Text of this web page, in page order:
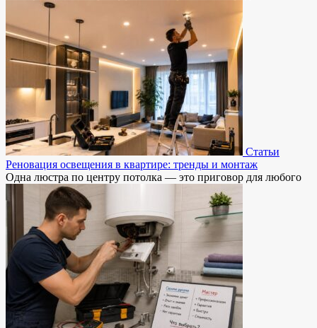
Статьи
Реновация освещения в квартире: тренды и монтаж
Одна люстра по центру потолка — это приговор для любого